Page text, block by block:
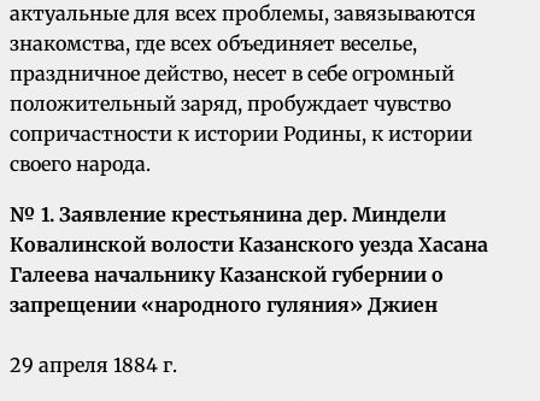
актуальные для всех проблемы, завязываются
знакомства, где всех объединяет веселье,
праздничное действо, несет в себе огромный
положительный заряд, пробуждает чувство
сопричастности к истории Родины, к истории
своего народа.
№ 1. Заявление крестьянина дер. Миндели
Ковалинской волости Казанского уезда Хасана
Галеева начальнику Казанской губернии о
запрещении «народного гуляния» Джиен
29 апреля 1884 г.